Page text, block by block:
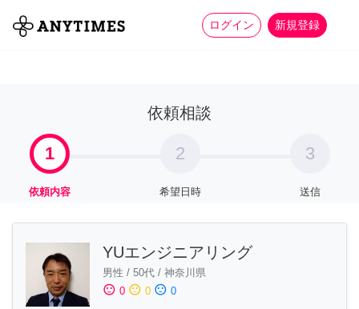
ログイン 新規登録
全て 家事 more_horiz
依頼相談
1
依頼内容
2
希望日時
3
送信
YUエンジニアリング
男性 / 50代 / 神奈川県
sentiment_satisfied 0 sentiment_neutral 0 sentiment_dissatisfied 0